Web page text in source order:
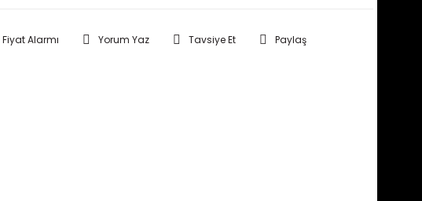
Fiyat Alarmı Yorum Yaz Tavsiye Et Paylaş